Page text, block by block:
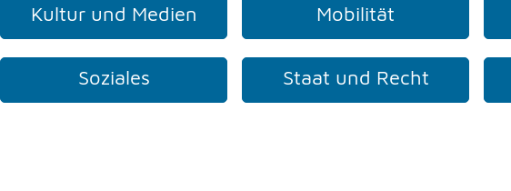
Kultur und Medien Mobilität
Soziales Staat und Recht